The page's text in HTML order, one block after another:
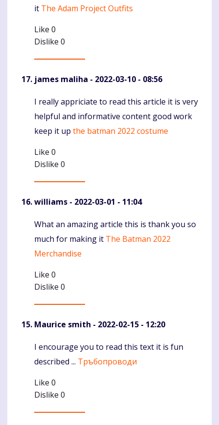
it The Adam Project Outfits
Like 0
Dislike 0
james maliha - 2022-03-10 - 08:56
Komentaras
I really appriciate to read this article it is very
helpful and informative content good work
keep it up the batman 2022 costume
Like 0
Dislike 0
williams - 2022-03-01 - 11:04
Komentaras
What an amazing article this is thank you so
much for making it The Batman 2022
Merchandise
Like 0
Dislike 0
Maurice smith - 2022-02-15 - 12:20
Komentaras
I encourage you to read this text it is fun
described ... Тръбопроводи
Like 0
Dislike 0